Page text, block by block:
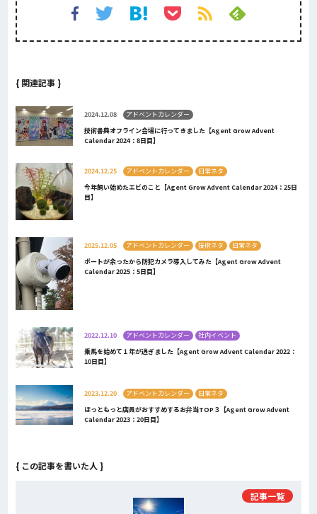
{ 関連記事 }
2024.12.08
アドベントカレンダー
技術書典オフライン会場に行ってきました【Agent Grow Advent
Calendar 2024：8日目】
2024.12.25 アドベントカレンダー
日常ネタ
今年飼い始めたエビのこと【Agent Grow Advent Calendar 2024：25日
目】
2025.12.05 アドベントカレンダー 技術ネタ
日常ネタ
ポートが余ったから防犯カメラ導入してみた【Agent Grow Advent
Calendar 2025：5日目】
2022.12.10 アドベントカレンダー
社内イベント
乗馬を始めて１年が過ぎました【Agent Grow Advent Calendar 2022：
10日目】
2023.12.20 アドベントカレンダー
日常ネタ
ほっともっと店員がおすすめするお弁当TOP３【Agent Grow Advent
Calendar 2023：20日目】
{ この記事を書いた人 }
記事一覧